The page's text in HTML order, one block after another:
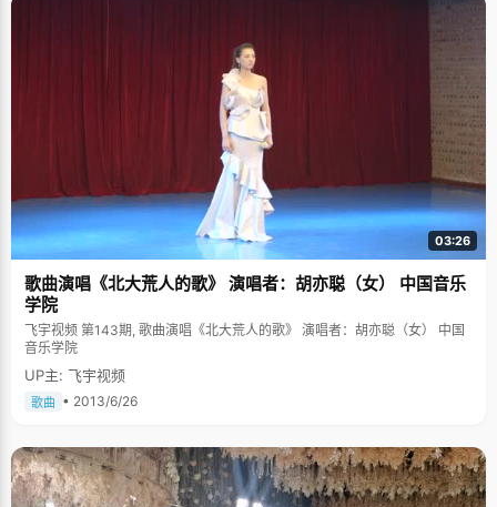
03:26
歌曲演唱《北大荒人的歌》 演唱者：胡亦聪（女） 中国音乐
学院
飞宇视频 第143期, 歌曲演唱《北大荒人的歌》 演唱者：胡亦聪（女） 中国
音乐学院
UP主: 飞宇视频
歌曲 • 2013/6/26